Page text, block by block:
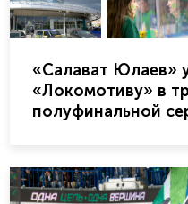
«Салават Юлаев»
«Локомотиву» в
полуфинальной